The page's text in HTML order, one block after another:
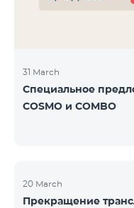
31 March
Специальное
COSMO и COMBO
20 March
Прекращение